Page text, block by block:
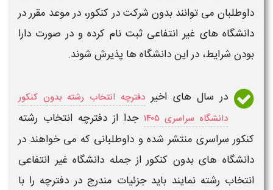
داوطلبان می توانندبدون شرکت در کنکور، در موعد مقرر در
دانشگاه های غیر انتفاعی ثبت نام کرده و در صورت دارا
بودن شرایط، در ایندانشگاه ها پذیرش شوند.
در سال های اخیردفترچه انتخاب رشته بدون کنکور
دانشگاه سراسری ۱۴۰۵
جدا از دفترچه انتخاب رشته
کنکور سراسری منتشر شده و داوطلبانی که می خواهند در
دانشگاه هایبدون کنکوراز جمله دانشگاه غیر انتفاعی
انتخاب رشته نمایند باید جزئیات مندرج در دفترچه را با